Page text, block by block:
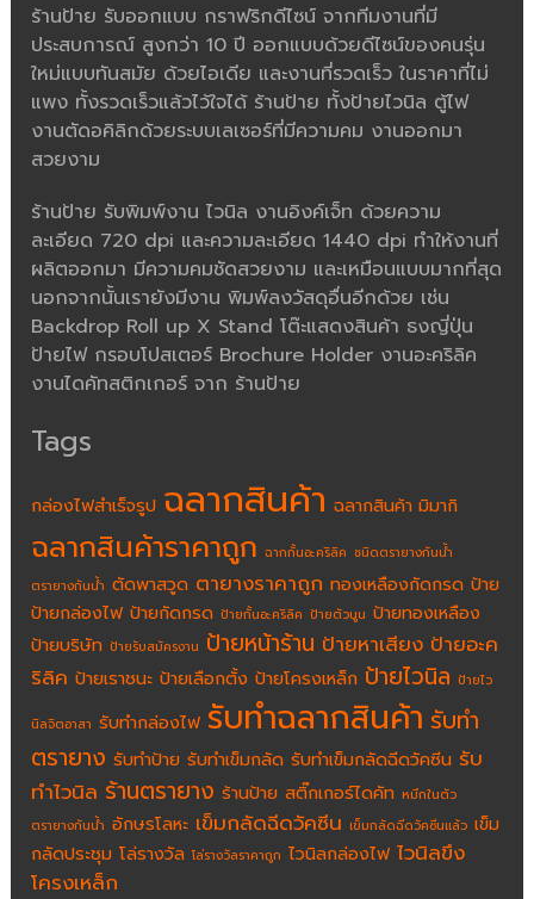
ร้านป้าย รับออกแบบ กราฟริกดีไซน์ จากทีมงานที่มี
ประสบการณ์ สูงกว่า 10 ปี ออกแบบด้วยดีไซน์ของคนรุ่น
ใหม่แบบทันสมัย ด้วยไอเดีย และงานที่รวดเร็ว ในราคาที่ไม่
แพง ทั้งรวดเร็วแล้วไว้ใจได้ ร้านป้าย ทั้งป้ายไวนิล ตู้ไฟ
งานตัดอคิลิกด้วยระบบเลเซอร์ที่มีความคม งานออกมา
สวยงาม
ร้านป้าย รับพิมพ์งาน ไวนิล งานอิงค์เจ็ท ด้วยความ
ละเอียด 720 dpi และความละเอียด 1440 dpi ทำให้งานที่
ผลิตออกมา มีความคมชัดสวยงาม และเหมือนแบบมากที่สุด
นอกจากนั้นเรายังมีงาน พิมพ์ลงวัสดุอื่นอีกด้วย เช่น
Backdrop Roll up X Stand โต๊ะแสดงสินค้า ธงญี่ปุ่น
ป้ายไฟ กรอบโปสเตอร์ Brochure Holder งานอะคริลิค
งานไดคัทสติกเกอร์ จาก ร้านป้าย
Tags
กล่องไฟสำเร็จรูป ฉลากสินค้า ฉลากสินค้า มิมากิ
ฉลากสินค้าราคาถูก ฉากกั้นอะคริลิค ชนิดตรายางกันน้ำ
ตรายางกันน้ำ ตัดพาสวูด ตายางราคาถูก ทองเหลืองกัดกรด ป้าย
ป้ายกล่องไฟ ป้ายกัดกรด ป้ายกั้นอะคริลิค ป้ายตัวนูน ป้ายทองเหลือง
ป้ายบริษัท ป้ายรับสมัครงาน ป้ายหน้าร้าน ป้ายหาเสียง ป้ายอะค
ริลิค ป้ายเราชนะ ป้ายเลือกตั้ง ป้ายโครงเหล็ก ป้ายไวนิล ป้ายไว
นิลจิตอาสา รับทำกล่องไฟ รับทำฉลากสินค้า รับทำ
ตรายาง รับทำป้าย รับทำเข็มกลัด รับทำเข็มกลัดฉีดวัคซีน รับ
ทำไวนิล ร้านตรายาง ร้านป้าย สติ๊กเกอร์ไดคัท หมึกในตัว
ตรายางกันน้ำ อักษรโลหะ เข็มกลัดฉีดวัคซีน เข็มกลัดฉีดวัคซีนแล้ว เข็ม
กลัดประชุม โล่รางวัล โล่รางวัลราคาถูก ไวนิลกล่องไฟ ไวนิลขึง
โครงเหล็ก